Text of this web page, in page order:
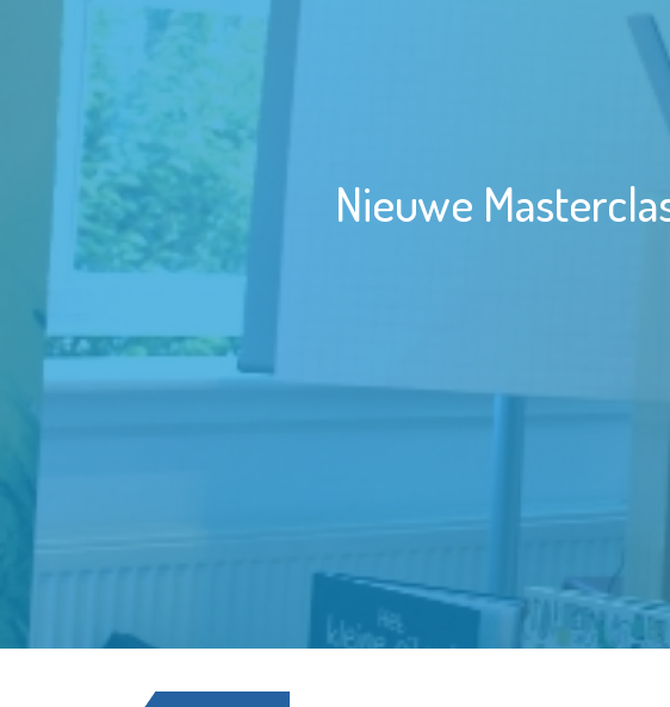
Nieuwe